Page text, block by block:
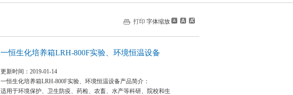
打印 字体缩放
一恒生化培养箱LRH-800F实验、环境恒温设备
更新时间：2019-01-14
一恒生化培养箱LRH-800F实验、环境恒温设备产品简介：
适用于环境保护、卫生防疫、药检、农畜、水产等科研、院校和生